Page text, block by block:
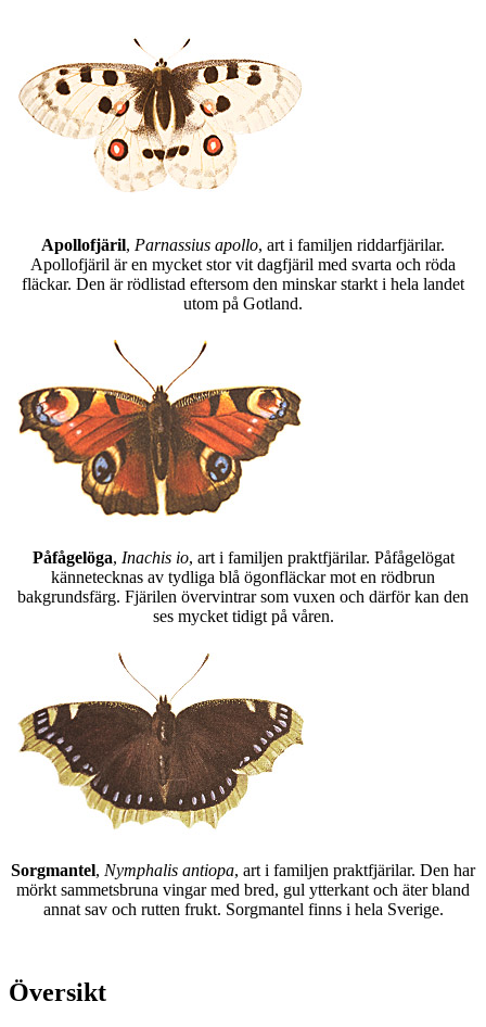
Apollofjäril, Parnassius apollo, art i familjen riddarfjärilar.
Apollofjäril är en mycket stor vit dagfjäril med svarta och röda
fläckar. Den är rödlistad eftersom den minskar starkt i hela landet
utom på Gotland.
Påfågelöga, Inachis io, art i familjen praktfjärilar. Påfågelögat
kännetecknas av tydliga blå ögonfläckar mot en rödbrun
bakgrundsfärg. Fjärilen övervintrar som vuxen och därför kan den
ses mycket tidigt på våren.
Sorgmantel, Nymphalis antiopa, art i familjen praktfjärilar. Den har
mörkt sammetsbruna vingar med bred, gul ytterkant och äter bland
annat sav och rutten frukt. Sorgmantel finns i hela Sverige.
Översikt